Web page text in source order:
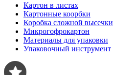
Картон в листах
Картонные коорбки
Коробка сложной высечки
Микрогофрокартон
Материалы для упаковки
Упаковочный инструмент